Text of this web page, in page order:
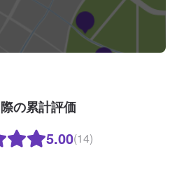
の累計評価
5.00(14)